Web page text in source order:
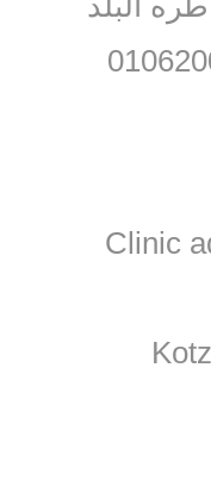
Clinic